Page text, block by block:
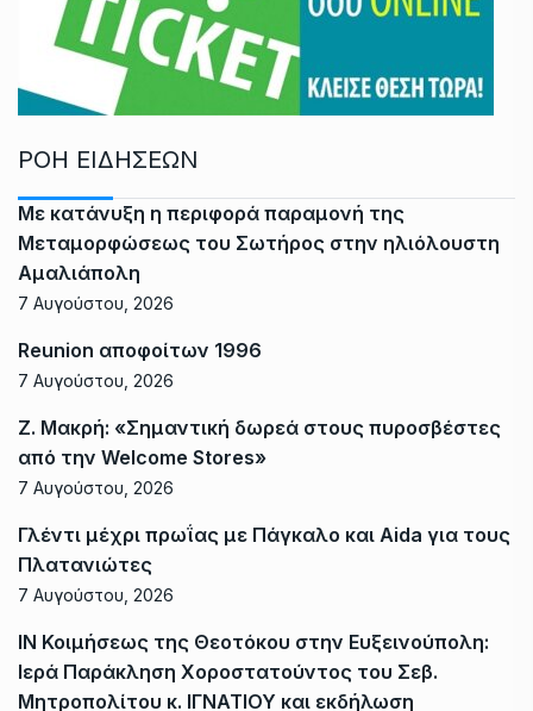
ΡΟΗ ΕΙΔΗΣΕΩΝ
Με κατάνυξη η περιφορά παραμονή της
Μεταμορφώσεως του Σωτήρος στην ηλιόλουστη
Αμαλιάπολη
7 Αυγούστου, 2026
Reunion αποφοίτων 1996
7 Αυγούστου, 2026
Ζ. Μακρή: «Σημαντική δωρεά στους πυροσβέστες
από την Welcome Stores»
7 Αυγούστου, 2026
Γλέντι μέχρι πρωΐας με Πάγκαλο και Aida για τους
Πλατανιώτες
7 Αυγούστου, 2026
ΙΝ Κοιμήσεως της Θεοτόκου στην Ευξεινούπολη:
Ιερά Παράκληση Χοροστατούντος του Σεβ.
Μητροπολίτου κ. ΙΓΝΑΤΙΟΥ και εκδήλωση